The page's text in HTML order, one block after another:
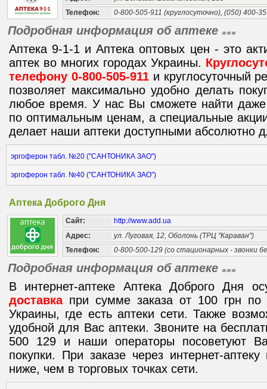
Телефон:
0-800-505-911 (круглосуточно), (050) 400-
Подробная информация об аптеке
Аптека 9-1-1 и Аптека оптовых цен - это
аптек во многих городах Украины.
телефону 0-800-505-911и круглосуточный
позволяет максимально удобно делать
любое время. У нас Вы сможете найти даже
по оптимальным ценам, а специальные
делает наши аптеки доступными абсолютно
эргоферон табл. №20 ("САНТОНИКА ЗАО")
эргоферон табл. №40 ("САНТОНИКА ЗАО")
Аптека Доброго Дня
Сайт:
http://www.add.ua
Адрес:
ул. Луговая, 12, Оболонь (ТРЦ "Караван")
Телефон:
0-800-500-129 (со стационарных - звонки
Подробная информация об аптеке
В интернет-аптеке Аптека Доброго Дня
доставкапри сумме заказа от 100 грн по
Украины, где есть аптеки сети. Также
удобной для Вас аптеки. Звоните на
500 129 и наши операторы посоветуют
покупки. При заказе через интернет-
ниже, чем в торговых точках сети.